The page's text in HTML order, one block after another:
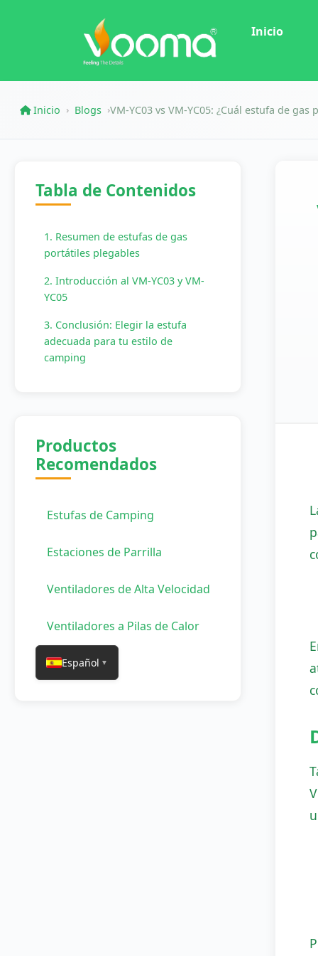
Inicio
Inicio › Blogs ›VM-YC03 vs VM-YC05: ¿Cuál estufa de
Tabla de Contenidos
1. Resumen de estufas de gas
portátiles plegables
2. Introducción al VM-YC03 y VM-
YC05
3. Conclusión: Elegir la estufa
adecuada para tu estilo de
camping
Productos
Recomendados
Estufas de Camping
Estaciones de Parrilla
Ventiladores de Alta Velocidad
Ventiladores a Pilas de Calor
Español ▼